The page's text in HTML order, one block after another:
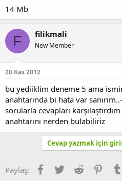
14 Mb
F filikmali
New Member
20 Kas 2012
bu yediiklim deneme 5 ama
anahtarında bi hata var
sorularla cevapları
anahtarını nerden bulabiliriz
Cevap yazmak için
Paylaş: Facebook
TwitterReddit